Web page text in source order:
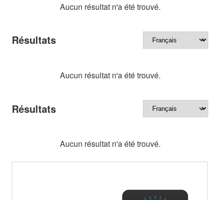
Aucun résultat n'a été trouvé.
Résultats
Aucun résultat n'a été trouvé.
Résultats
Aucun résultat n'a été trouvé.